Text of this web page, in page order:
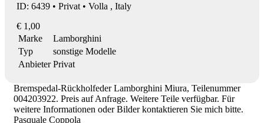
ID: 6439 • Privat • Volla , Italy
€ 1,00
Marke
Lamborghini
Typ
sonstige Modelle
Anbieter Privat
Bremspedal-Rückholfeder Lamborghini Miura, Teilenummer
004203922. Preis auf Anfrage. Weitere Teile verfügbar. Für
weitere Informationen oder Bilder kontaktieren Sie mich bitte.
Pasquale Coppola